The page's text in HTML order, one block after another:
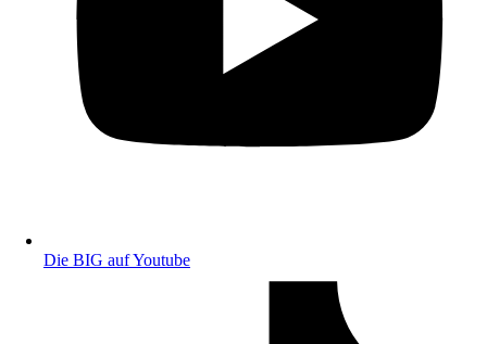
Die BIG auf Youtube